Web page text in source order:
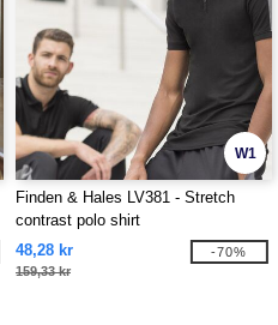
W1
Finden & Hales LV381 - Stretch
contrast polo shirt
48,28 kr
159,33 kr
-70%